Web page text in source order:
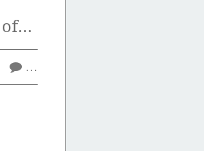
La pierre bleue de Soignies offre bien des possibilités de surfaçage.
…